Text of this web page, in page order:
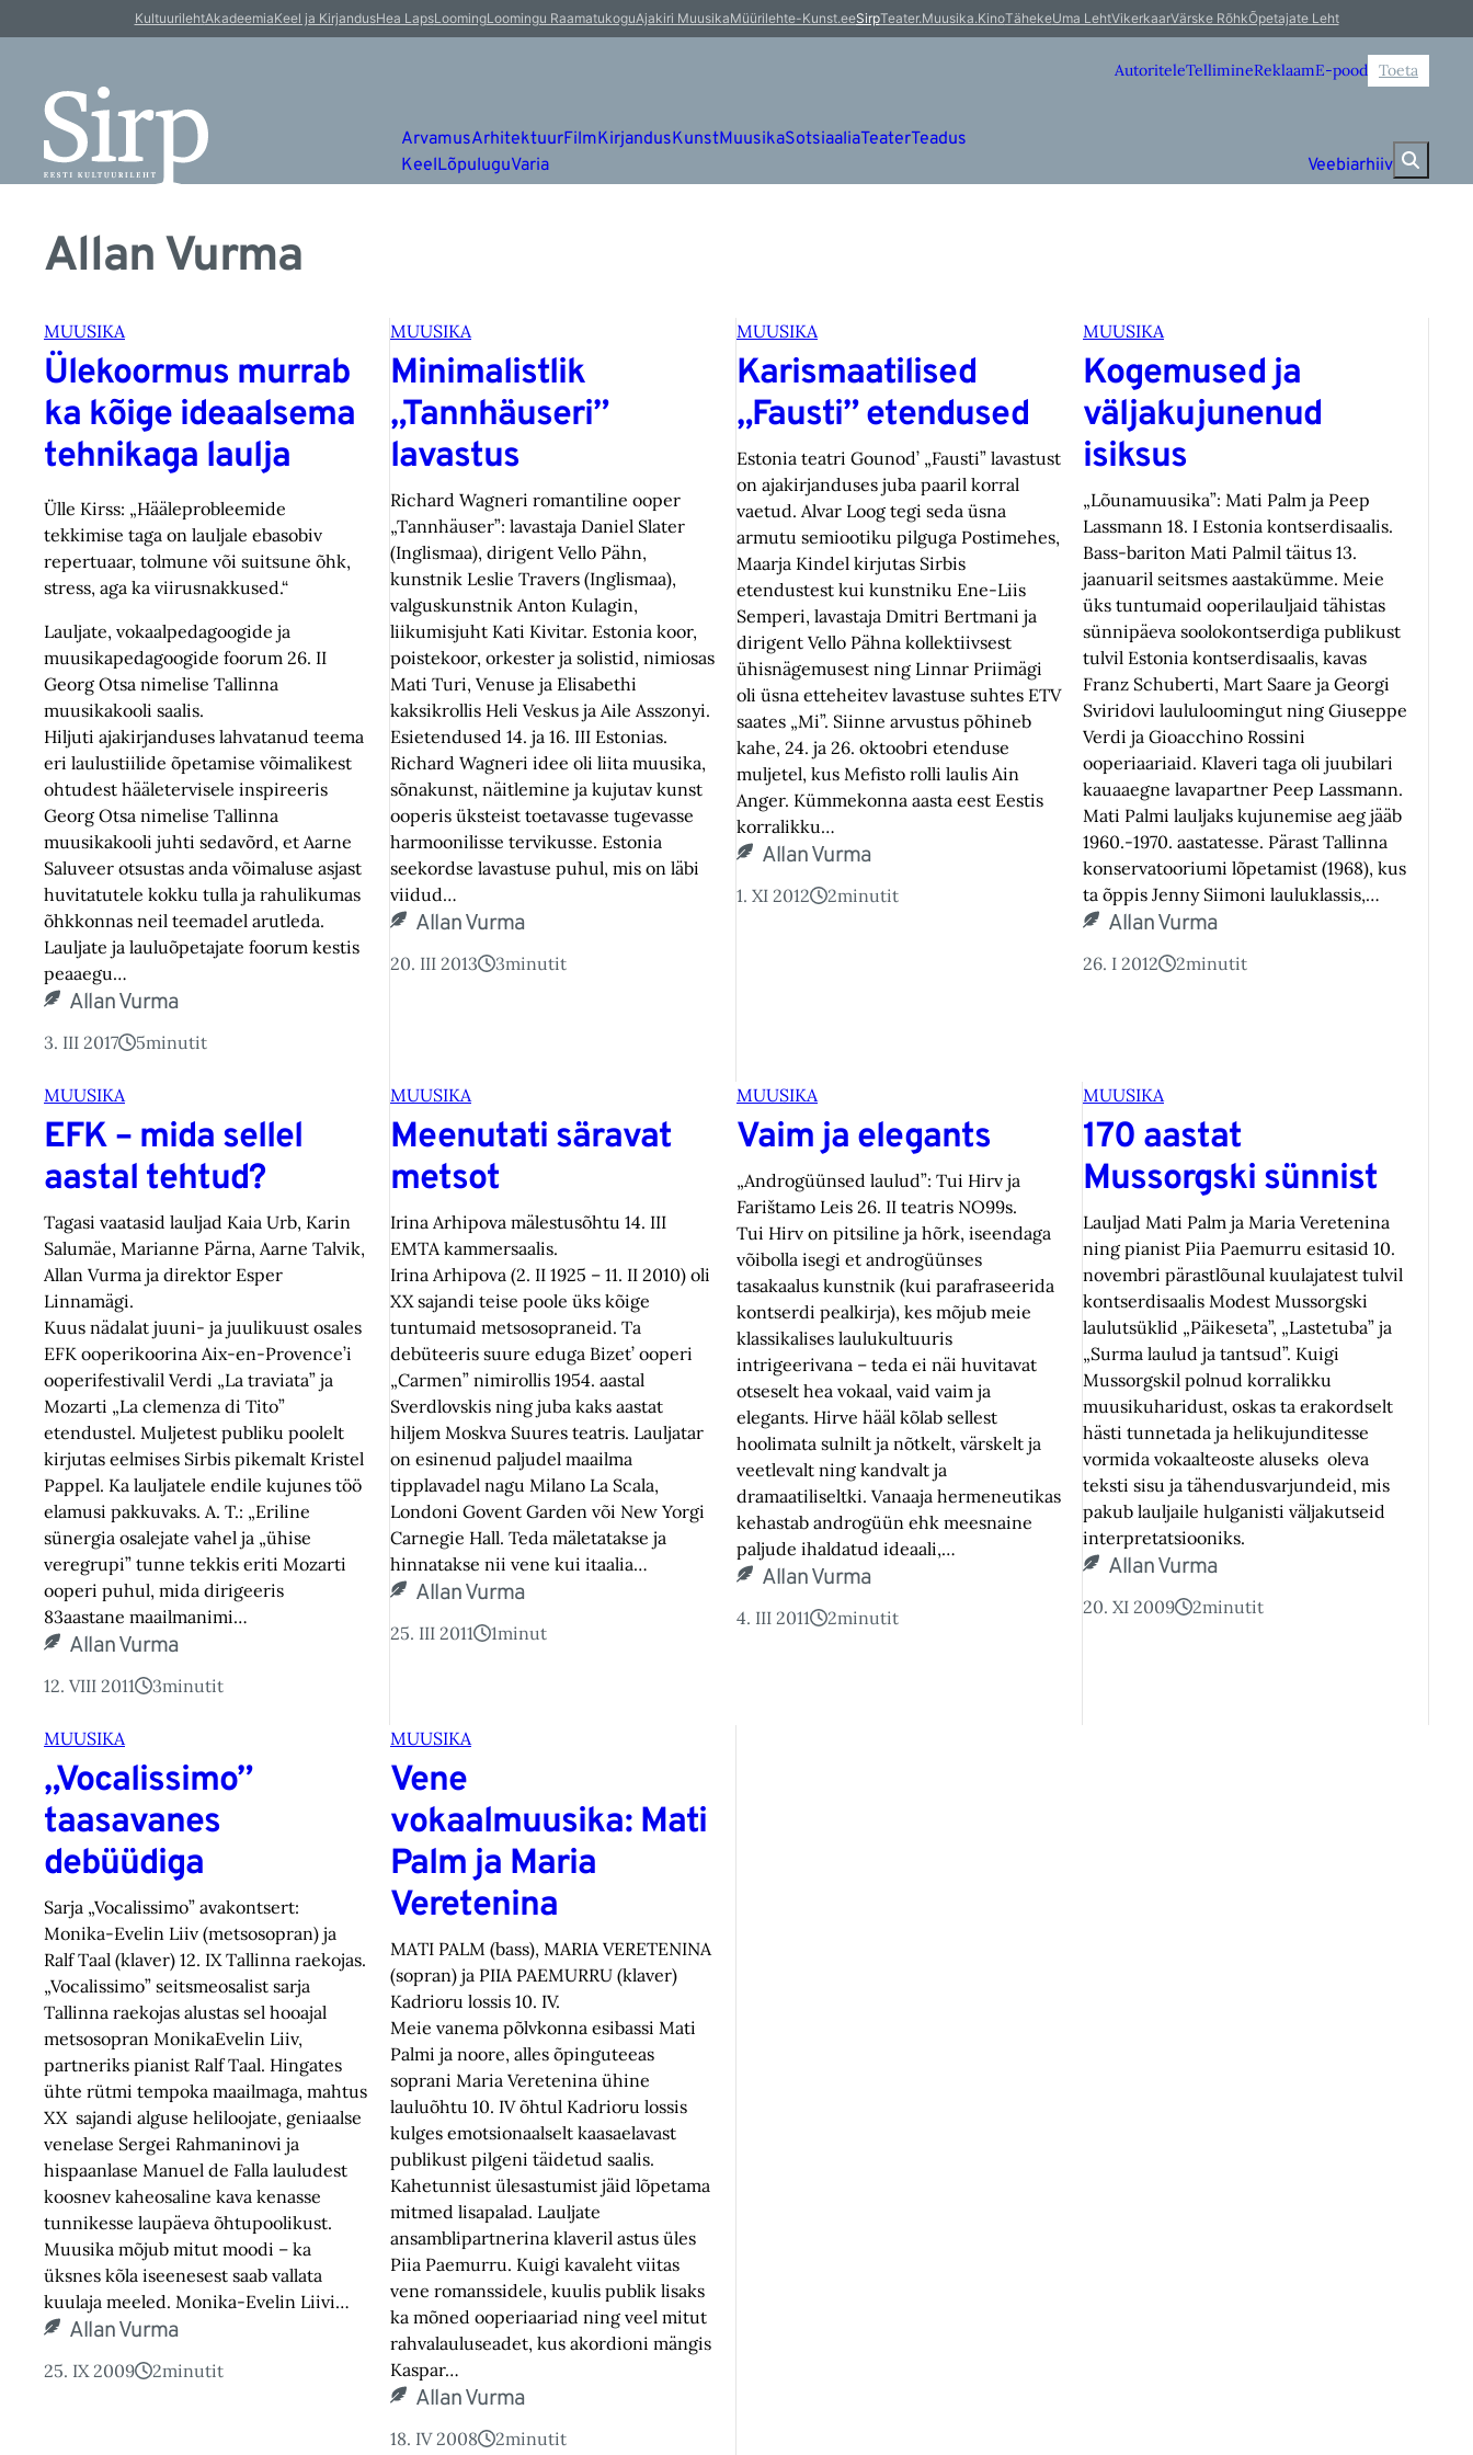
KultuurilehtAkadeemiaKeel ja KirjandusHea LapsLoomingLoomingu RaamatukoguAjakiri MuusikaMüürilehte-Kunst.eeSirpTeater.Muusika.KinoTähekeUma LehtVikerkaarVärske RõhkÕpetajate Leht
AutoriteleTellimineReklaamE-pood Toeta
ArvamusArhitektuurFilmKirjandusKunstMuusikaSotsiaaliaTeaterTeadus
KeelLõpuluguVaria Veebiarhiiv
Allan Vurma
MUUSIKA
Ülekoormus murrab
ka kõige ideaalsema
tehnikaga laulja
Ülle Kirss: „Hääleprobleemide
tekkimise taga on lauljale ebasobiv
repertuaar, tolmune või suitsune õhk,
stress, aga ka viirusnakkused.“
Lauljate, vokaalpedagoogide ja
muusikapedagoogide foorum 26. II
Georg Otsa nimelise Tallinna
muusikakooli saalis.
Hiljuti ajakirjanduses lahvatanud teema
eri laulustiilide õpetamise võimalikest
ohtudest hääletervisele inspireeris
Georg Otsa nimelise Tallinna
muusikakooli juhti sedavõrd, et Aarne
Saluveer otsustas anda võimaluse asjast
huvitatutele kokku tulla ja rahulikumas
õhkkonnas neil teemadel arutleda.
Lauljate ja lauluõpetajate foorum kestis
peaaegu…
Allan Vurma
3. III 2017 5minutit
MUUSIKA
Minimalistlik
„Tannhäuseri”
lavastus
Richard Wagneri romantiline ooper
„Tannhäuser”: lavastaja Daniel Slater
(Inglismaa), dirigent Vello Pähn,
kunstnik Leslie Travers (Inglismaa),
valguskunstnik Anton Kulagin,
liikumisjuht Kati Kivitar. Estonia koor,
poistekoor, orkester ja solistid, nimiosas
Mati Turi, Venuse ja Elisabethi
kaksikrollis Heli Veskus ja Aile Asszonyi.
Esietendused 14. ja 16. III Estonias.
Richard Wagneri idee oli liita muusika,
sõnakunst, näitlemine ja kujutav kunst
ooperis üksteist toetavasse tugevasse
harmoonilisse tervikusse. Estonia
seekordse lavastuse puhul, mis on läbi
viidud…
Allan Vurma
20. III 2013 3minutit
MUUSIKA
Karismaatilised
„Fausti” etendused
Estonia teatri Gounod’ „Fausti” lavastust
on ajakirjanduses juba paaril korral
vaetud. Alvar Loog tegi seda üsna
armutu semiootiku pilguga Postimehes,
Maarja Kindel kirjutas Sirbis
etendustest kui kunstniku Ene-Liis
Semperi, lavastaja Dmitri Bertmani ja
dirigent Vello Pähna kollektiivsest
ühisnägemusest ning Linnar Priimägi
oli üsna etteheitev lavastuse suhtes ETV
saates „Mi”. Siinne arvustus põhineb
kahe, 24. ja 26. oktoobri etenduse
muljetel, kus Mefisto rolli laulis Ain
Anger. Kümmekonna aasta eest Eestis
korralikku…
Allan Vurma
1. XI 2012 2minutit
MUUSIKA
Kogemused ja
väljakujunenud
isiksus
„Lõunamuusika”: Mati Palm ja Peep
Lassmann 18. I Estonia kontserdisaalis.
Bass-bariton Mati Palmil täitus 13.
jaanuaril seitsmes aastakümme. Meie
üks tuntumaid ooperilauljaid tähistas
sünnipäeva soolokontserdiga publikust
tulvil Estonia kontserdisaalis, kavas
Franz Schuberti, Mart Saare ja Georgi
Sviridovi laululoomingut ning Giuseppe
Verdi ja Gioacchino Rossini
ooperiaariaid. Klaveri taga oli juubilari
kauaaegne lavapartner Peep Lassmann.
Mati Palmi lauljaks kujunemise aeg jääb
1960.-1970. aastatesse. Pärast Tallinna
konservatooriumi lõpetamist (1968), kus
ta õppis Jenny Siimoni lauluklassis,…
Allan Vurma
26. I 2012 2minutit
MUUSIKA
EFK – mida sellel
aastal tehtud?
Tagasi vaatasid lauljad Kaia Urb, Karin
Salumäe, Marianne Pärna, Aarne Talvik,
Allan Vurma ja direktor Esper
Linnamägi.
Kuus nädalat juuni- ja juulikuust osales
EFK ooperikoorina Aix-en-Provence’i
ooperifestivalil Verdi „La traviata” ja
Mozarti „La clemenza di Tito”
etendustel. Muljetest publiku poolelt
kirjutas eelmises Sirbis pikemalt Kristel
Pappel. Ka lauljatele endile kujunes töö
elamusi pakkuvaks. A. T.: „Eriline
sünergia osalejate vahel ja „ühise
veregrupi” tunne tekkis eriti Mozarti
ooperi puhul, mida dirigeeris
83aastane maailmanimi…
Allan Vurma
12. VIII 2011 3minutit
MUUSIKA
Meenutati säravat
metsot
Irina Arhipova mälestusõhtu 14. III
EMTA kammersaalis.
Irina Arhipova (2. II 1925 – 11. II 2010) oli
XX sajandi teise poole üks kõige
tuntumaid metsosopraneid. Ta
debüteeris suure eduga Bizet’ ooperi
„Carmen” nimirollis 1954. aastal
Sverdlovskis ning juba kaks aastat
hiljem Moskva Suures teatris. Lauljatar
on esinenud paljudel maailma
tipplavadel nagu Milano La Scala,
Londoni Govent Garden või New Yorgi
Carnegie Hall. Teda mäletatakse ja
hinnatakse nii vene kui itaalia…
Allan Vurma
25. III 2011 1minut
MUUSIKA
Vaim ja elegants
„Androgüünsed laulud”: Tui Hirv ja
Farištamo Leis 26. II teatris NO99s.
Tui Hirv on pitsiline ja hõrk, iseendaga
võibolla isegi et androgüünses
tasakaalus kunstnik (kui parafraseerida
kontserdi pealkirja), kes mõjub meie
klassikalises laulukultuuris
intrigeerivana – teda ei näi huvitavat
otseselt hea vokaal, vaid vaim ja
elegants. Hirve hääl kõlab sellest
hoolimata sulnilt ja nõtkelt, värskelt ja
veetlevalt ning kandvalt ja
dramaatiliseltki. Vanaaja hermeneutikas
kehastab androgüün ehk meesnaine
paljude ihaldatud ideaali,…
Allan Vurma
4. III 2011 2minutit
MUUSIKA
170 aastat
Mussorgski sünnist
Lauljad Mati Palm ja Maria Veretenina
ning pianist Piia Paemurru esitasid 10.
novembri pärastlõunal kuulajatest tulvil
kontserdisaalis Modest Mussorgski
laulutsüklid „Päikeseta”, „Lastetuba” ja
„Surma laulud ja tantsud”. Kuigi
Mussorgskil polnud korralikku
muusikuharidust, oskas ta erakordselt
hästi tunnetada ja helikujunditesse
vormida vokaalteoste aluseks oleva
teksti sisu ja tähendusvarjundeid, mis
pakub lauljaile hulganisti väljakutseid
interpretatsiooniks.
Allan Vurma
20. XI 2009 2minutit
MUUSIKA
„Vocalissimo”
taasavanes
debüüdiga
Sarja „Vocalissimo” avakontsert:
Monika-Evelin Liiv (metsosopran) ja
Ralf Taal (klaver) 12. IX Tallinna raekojas.
„Vocalissimo” seitsmeosalist sarja
Tallinna raekojas alustas sel hooajal
metsosopran MonikaEvelin Liiv,
partneriks pianist Ralf Taal. Hingates
ühte rütmi tempoka maailmaga, mahtus
XX sajandi alguse heliloojate, geniaalse
venelase Sergei Rahmaninovi ja
hispaanlase Manuel de Falla lauludest
koosnev kaheosaline kava kenasse
tunnikesse laupäeva õhtupoolikust.
Muusika mõjub mitut moodi – ka
üksnes kõla iseenesest saab vallata
kuulaja meeled. Monika-Evelin Liivi…
Allan Vurma
25. IX 2009 2minutit
MUUSIKA
Vene
vokaalmuusika: Mati
Palm ja Maria
Veretenina
MATI PALM (bass), MARIA VERETENINA
(sopran) ja PIIA PAEMURRU (klaver)
Kadrioru lossis 10. IV.
Meie vanema põlvkonna esibassi Mati
Palmi ja noore, alles õpinguteeas
soprani Maria Veretenina ühine
lauluõhtu 10. IV õhtul Kadrioru lossis
kulges emotsionaalselt kaasaelavast
publikust pilgeni täidetud saalis.
Kahetunnist ülesastumist jäid lõpetama
mitmed lisapalad. Lauljate
ansamblipartnerina klaveril astus üles
Piia Paemurru. Kuigi kavaleht viitas
vene romanssidele, kuulis publik lisaks
ka mõned ooperiaariad ning veel mitut
rahvalauluseadet, kus akordioni mängis
Kaspar…
Allan Vurma
18. IV 2008 2minutit